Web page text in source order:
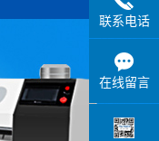
联系电话
在线留言